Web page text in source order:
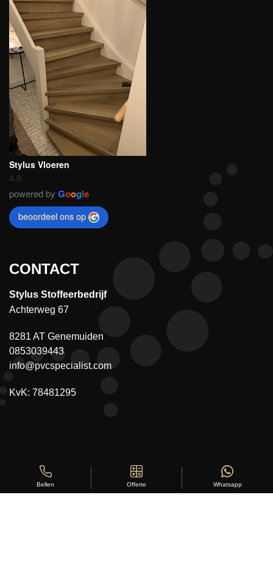
Stylus Vloeren
4.9
powered by Google
beoordeel ons op
CONTACT
Stylus Stoffeerbedrijf
Achterweg 67
8281 AT Genemuiden
0853039443
info@pvcspecialist.com
KvK: 78481295
Bellen Offerte Whatsapp